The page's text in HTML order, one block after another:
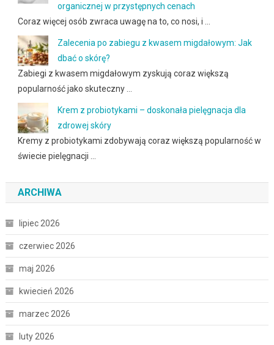
organicznej w przystępnych cenach
Coraz więcej osób zwraca uwagę na to, co nosi, i …
Zalecenia po zabiegu z kwasem migdałowym: Jak
dbać o skórę?
Zabiegi z kwasem migdałowym zyskują coraz większą
popularność jako skuteczny …
Krem z probiotykami – doskonała pielęgnacja dla
zdrowej skóry
Kremy z probiotykami zdobywają coraz większą popularność w
świecie pielęgnacji …
ARCHIWA
lipiec 2026
czerwiec 2026
maj 2026
kwiecień 2026
marzec 2026
luty 2026